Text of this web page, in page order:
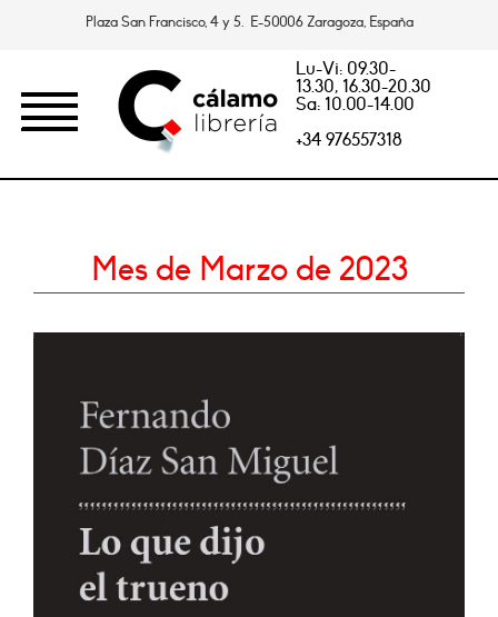
Plaza San Francisco, 4 y 5. E-50006 Zaragoza, España
Lu-Vi: 09.30-
13.30, 16.30-20.30
Sa: 10.00-14.00
+34 976557318
Mes de Marzo de 2023